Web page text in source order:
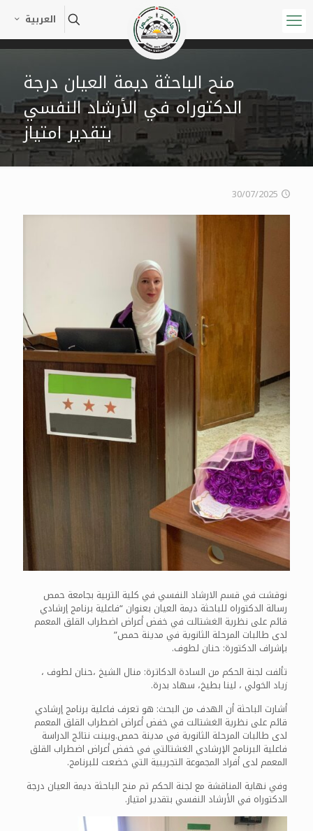
العربية
منح الباحثة ديمة العيان درجة
الدكتوراه في الأرشاد النفسي
بتقدير امتياز
30/07/2025
نوقشت في قسم الارشاد النفسي في كلية التربية بجامعة حمص
رسالة الدكتوراه للباحثة ديمة العيان بعنوان “فاعلية برنامج إرشادي
قائم على نظرية الغشتالت في خفض أعراض اضطراب القلق المعمم
لدى طالبات المرحلة الثانوية في مدينة حمص”
بإشراف الدكتورة: حنان لطوف.
تألفت لجنة الحكم من السادة الدكاترة: منال الشيخ ،حنان لطوف ،
زياد الخولي ، لينا بطيخ، سهاد بدرة.
أشارت الباحثة أن الهدف من البحث: هو تعرف فاعلية برنامج إرشادي
قائم على نظرية الغشتالت في خفض أعراض اضطراب القلق المعمم
لدى طالبات المرحلة الثانوية في مدينة حمص.وبينت نتائج الدراسة
فاعلية البرنامج الإرشادي الغشتالتي في خفض أعراض اضطراب القلق
المعمم لدى أفراد المجموعة التجريبية التي خضعت للبرنامج.
وفي نهاية المناقشة مع لجنة الحكم تم منح الباحثة ديمة العيان درجة
الدكتوراه في الأرشاد النفسي بتقدير امتياز.